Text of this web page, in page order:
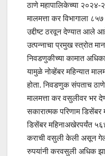
ठाणे महापालिकेच्या २०२४-
मालमत्ता कर विभागाला
उद्दीष्ट ठरवून देण्यात आले
उत्पन्नाचा प्रमुख स्त्रोत
निवडणुकीच्या कामात
यामुळे नोव्हेंबर महिन्यात
होता. निवडणुक संपताच
मालमत्ता कर वसुलीवर भर
सकारात्मक परिणाम
डिसेंबर महिनाअखेरपर्यंत
कराची वसुली केली असून
रुपयांनी करवसुली अधिक